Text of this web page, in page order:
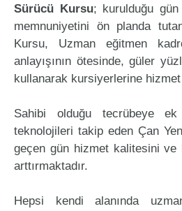
Sürücü Kursu; kurulduğu
memnuniyetini ön planda
Kursu, Uzman eğitmen
anlayışının ötesinde, güler
kullanarak kursiyerlerine hizmet
Sahibi olduğu tecrübeye
teknolojileri takip eden Çan
geçen gün hizmet kalitesini ve
arttırmaktadır.
Hepsi kendi alanında